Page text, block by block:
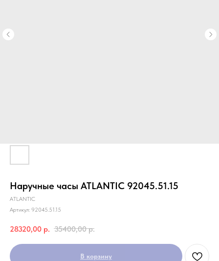
Наручные часы ATLANTIC 92045.51.15
ATLANTIC
Артикул: 92045.51.15
28320,00 р. 35400,00 р.
В корзину